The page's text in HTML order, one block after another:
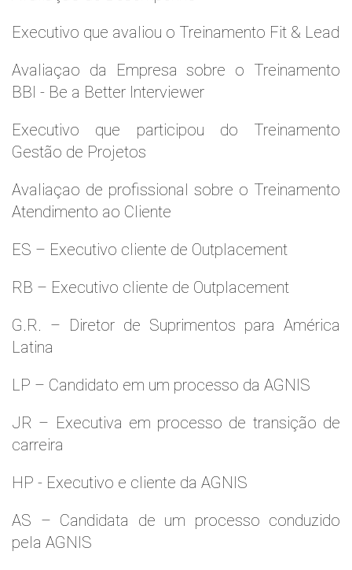
Executivo que avaliou o Treinamento Fit & Lead
Avaliaçao da Empresa sobre o Treinamento
BBI - Be a Better Interviewer
Executivo que participou do Treinamento
Gestão de Projetos
Avaliaçao de profissional sobre o Treinamento
Atendimento ao Cliente
ES – Executivo cliente de Outplacement
RB – Executivo cliente de Outplacement
G.R. – Diretor de Suprimentos para América
Latina
LP – Candidato em um processo da AGNIS
JR – Executiva em processo de transição de
carreira
HP - Executivo e cliente da AGNIS
AS – Candidata de um processo conduzido
pela AGNIS